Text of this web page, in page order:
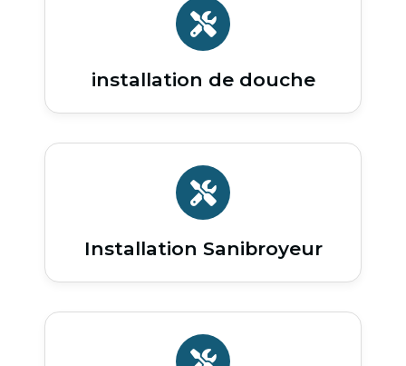
installation de douche
Installation Sanibroyeur